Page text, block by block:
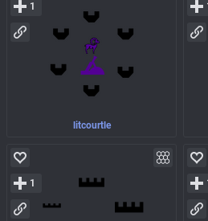
litcourtle
1
1